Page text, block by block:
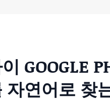
GOOGLE
자연어로 찾